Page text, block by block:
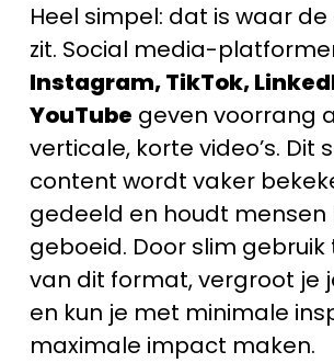
Heel simpel: dat is waar
zit. Social media-
Instagram, TikTok,
YouTube geven voorrang
verticale, korte video’s. Dit
content wordt vaker
gedeeld en houdt mensen
geboeid. Door slim
van dit format, vergroot je
en kun je met minimale
maximale impact maken.